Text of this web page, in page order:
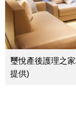
璽悅產後護理之
提供)